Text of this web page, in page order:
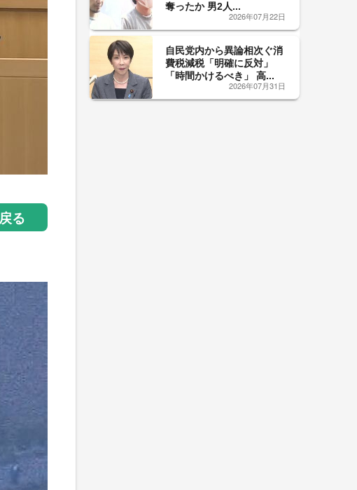
る
奪ったか 男2人...
2026年07月22日
自民党内から異論相次ぐ消
費税減税「明確に反対」
「時間かけるべき」 高...
2026年07月31日